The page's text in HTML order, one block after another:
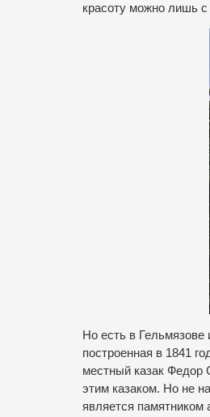
красоту можно лишь
Но есть в
построенная в 1841
местный казак Федор
этим казаком. Но не
является памятником